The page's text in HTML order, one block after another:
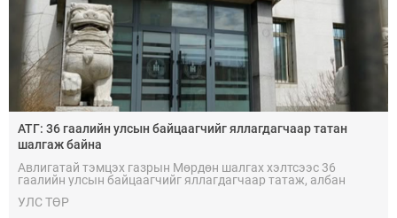
АТГ: 36 гаалийн улсын байцаагчийг яллагдагчаар татан
шалгаж байна
Авлигатай тэмцэх газрын Мөрдөн шалгах хэлтсээс 36
гаалийн улсын байцаагчийг яллагдагчаар татаж, албан
байна.
УЛС ТӨР